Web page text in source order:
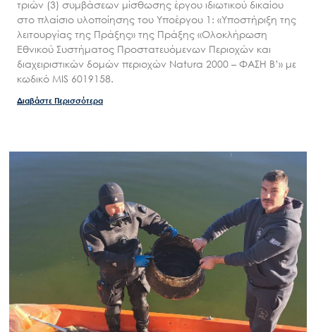
τριών (3) συμβάσεων μίσθωσης έργου ιδιωτικού δικαίου
στο πλαίσιο υλοποίησης του Υποέργου 1: «Υποστήριξη της
λειτουργίας της Πράξης» της Πράξης «Ολοκλήρωση
Εθνικού Συστήματος Προστατευόμενων Περιοχών και
διαχειριστικών δομών περιοχών Natura 2000 – ΦΑΣΗ Β’» με
κωδικό MIS 6019158.
Διαβάστε Περισσότερα